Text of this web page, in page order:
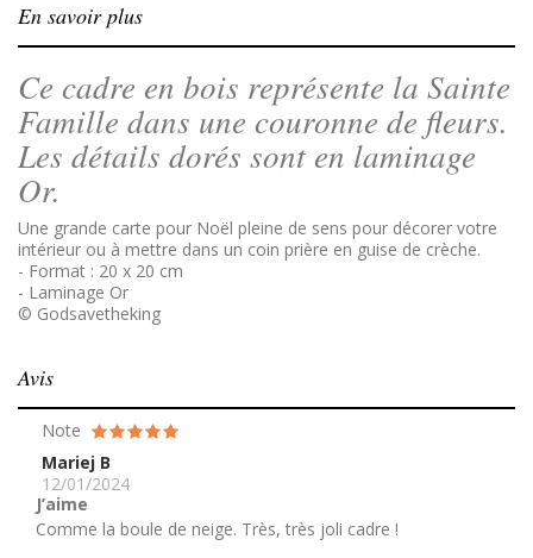
En savoir plus
Ce cadre en bois représente la Sainte
Famille dans une couronne de fleurs.
Les détails dorés sont en laminage
Or.
Une grande carte pour Noël pleine de sens pour décorer votre
intérieur ou à mettre dans un coin prière en guise de crèche.
- Format : 20 x 20 cm
- Laminage Or
© Godsavetheking
Avis
Note
Mariej B
12/01/2024
J’aime
Comme la boule de neige. Très, très joli cadre !